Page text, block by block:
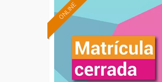
ONLINE